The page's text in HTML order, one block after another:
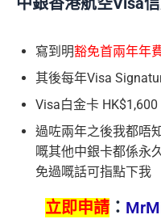
寫到明豁免首兩年年
其後每年Visa
Visa白金卡 HK$1,600
過咗兩年之後我都唔
嘅其他中銀卡都係永
免過嘅話可指點下我
立即申請：